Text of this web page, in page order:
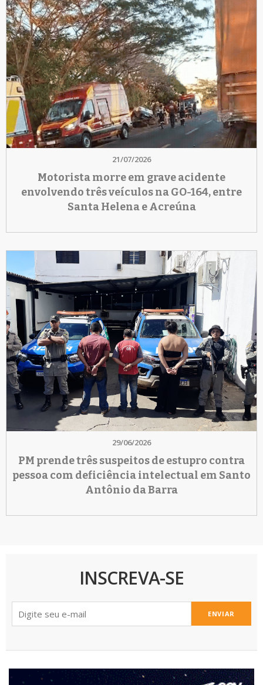
21/07/2026
Motorista morre em grave acidente
envolvendo três veículos na GO-164, entre
Santa Helena e Acreúna
29/06/2026
PM prende três suspeitos de estupro contra
pessoa com deficiência intelectual em Santo
Antônio da Barra
INSCREVA-SE
ENVIAR